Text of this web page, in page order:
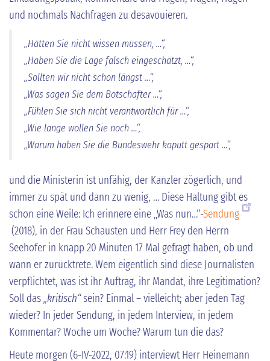
und nochmals Nachfragen zu desavouieren.
„Hätten Sie nicht wissen müssen, …“,
„Haben Sie die Lage falsch eingeschätzt, …“,
„Sollten wir nicht schon längst …“,
„Was sagen Sie dem Botschafter …“,
„Fühlen Sie sich nicht verantwortlich für …“,
„Wie lange wollen Sie noch …“,
„Warum haben Sie die Bundeswehr kaputt gespart …“,
und die Ministerin ist unfähig, der Kanzler zögerlich, und
immer zu spät und dann zu wenig, … Diese Haltung gibt es
schon eine Weile: Ich erinnere eine „Was nun…“-Sendung
(2018), in der Frau Schausten und Herr Frey den Herrn
Seehofer in knapp 20 Minuten 17 Mal gefragt haben, ob und
wann er zurücktrete. Wem eigentlich sind diese Journalisten
verpflichtet, was ist ihr Auftrag, ihr Mandat, ihre Legitimation?
Soll das„kritisch“sein? Einmal – vielleicht; aber jeden Tag
wieder? In jeder Sendung, in jedem Interview, in jedem
Kommentar? Woche um Woche? Warum tun die das?
Heute morgen (6-IV-2022, 07:19) interviewt Herr Heinemann